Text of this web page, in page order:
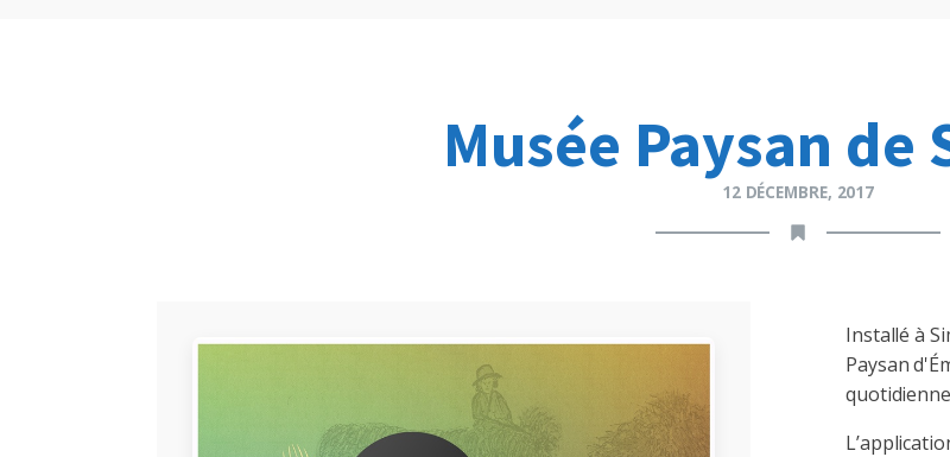
Musée Paysan de
12 DÉCEMBRE, 2017
Installé à
Paysan